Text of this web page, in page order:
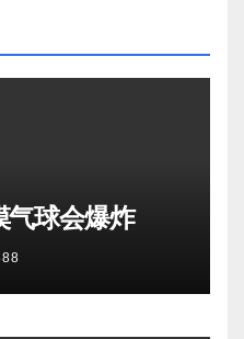
气球会爆炸